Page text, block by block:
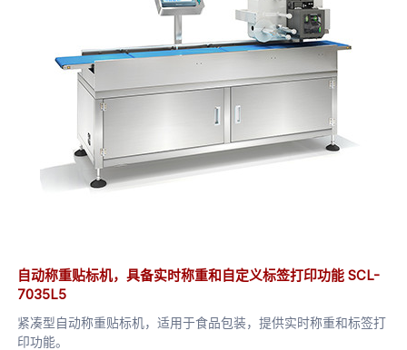
自动称重贴标机，具备实时称重和自定义标签打印功能 SCL-
7035L5
紧凑型自动称重贴标机，适用于食品包装，提供实时称重和标签打
印功能。